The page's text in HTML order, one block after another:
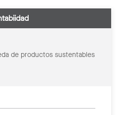
de productos sustentables